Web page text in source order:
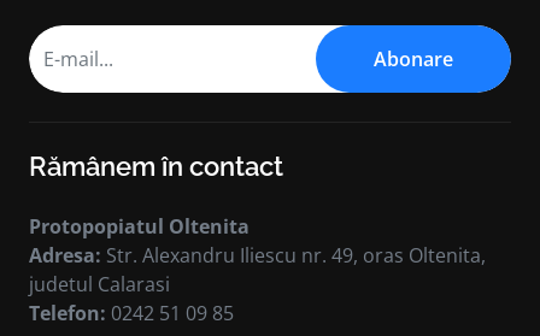
Abonare
Rămânem în contact
Protopopiatul Oltenita
Adresa: Str. Alexandru Iliescu nr. 49, oras Oltenita,
judetul Calarasi
Telefon: 0242 51 09 85